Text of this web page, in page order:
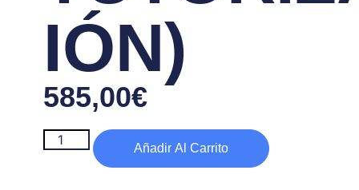
IÓN)
585,00€
Añadir Al Carrito